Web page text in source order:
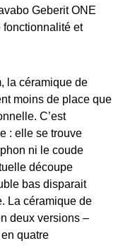
Geberit ONE
fonctionnalité et
la céramique de
moins de place que
C’est
: elle se trouve
ni le coude
découpe
bas disparait
La céramique de
deux versions –
quatre